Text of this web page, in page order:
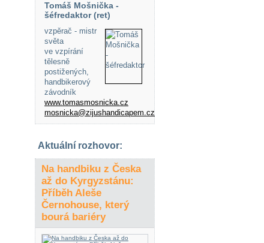
Tomáš Mošnička -
šéfredaktor (ret)
vzpěrač - mistr
světa
ve vzpírání
tělesně
postižených,
handbikerový
závodník
www.tomasmosnicka.cz
mosnicka@zijushandicapem.cz
Aktuální rozhovor:
Na handbiku z Česka
až do Kyrgyzstánu:
Příběh Aleše
Černohouse, který
bourá bariéry